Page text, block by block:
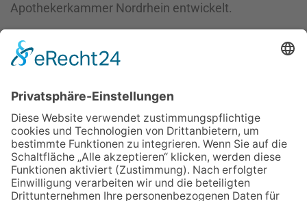
Apothekerkammer Nordrhein entwickelt.